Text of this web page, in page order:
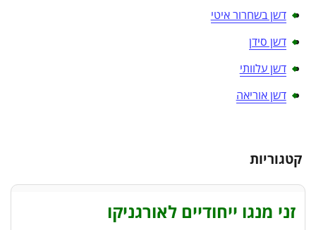
דשן בשחרור איטי
דשן סידן
דשן עלוותי
דשן אוריאה
קטגוריות
זני מנגו ייחודיים לאורגניקו